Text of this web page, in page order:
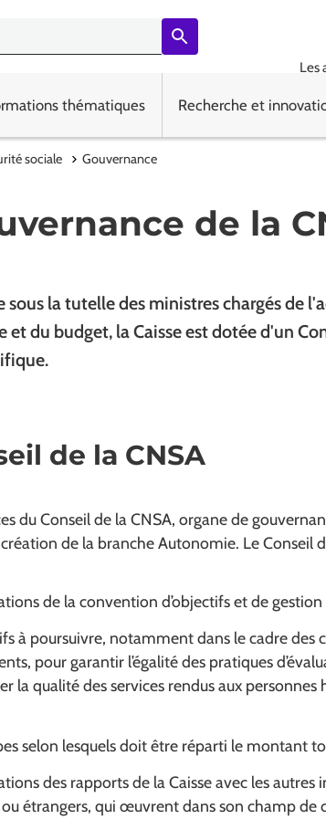
Les
thématiques Recherche et
sociale Gouvernance
de la
sous la tutelle des ministres chargés de
et du budget, la Caisse est dotée d'un
de la CNSA
du Conseil de la CNSA, organe de
création de la branche Autonomie. Le Conseil
de la convention d’objectifs et de gestion
à poursuivre, notamment dans le cadre des
pour garantir l’égalité des pratiques
la qualité des services rendus aux personnes
selon lesquels doit être réparti le montant
des rapports de la Caisse avec les
étrangers, qui œuvrent dans son champ de